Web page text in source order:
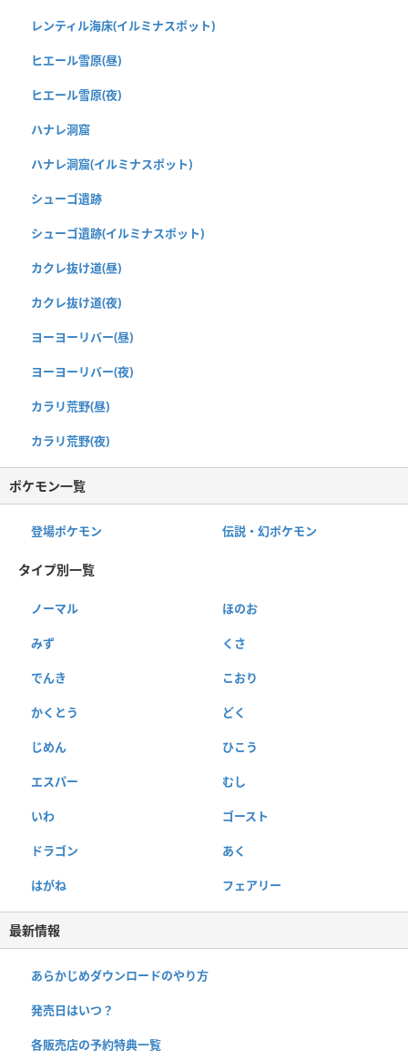
レンティル海床(イルミナスポット)
ヒエール雪原(昼)
ヒエール雪原(夜)
ハナレ洞窟
ハナレ洞窟(イルミナスポット)
シューゴ遺跡
シューゴ遺跡(イルミナスポット)
カクレ抜け道(昼)
カクレ抜け道(夜)
ヨーヨーリバー(昼)
ヨーヨーリバー(夜)
カラリ荒野(昼)
カラリ荒野(夜)
ポケモン一覧
登場ポケモン 伝説・幻ポケモン
タイプ別一覧
ノーマル ほのお
みず くさ
でんき こおり
かくとう どく
じめん ひこう
エスパー むし
いわ ゴースト
ドラゴン あく
はがね フェアリー
最新情報
あらかじめダウンロードのやり方
発売日はいつ？
各販売店の予約特典一覧